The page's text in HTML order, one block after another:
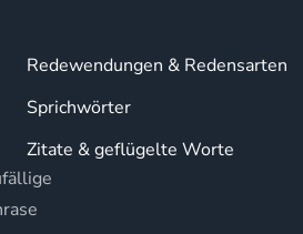
Redewendungen & Redensarten
Sprichwörter
Zitate & geflügelte Worte